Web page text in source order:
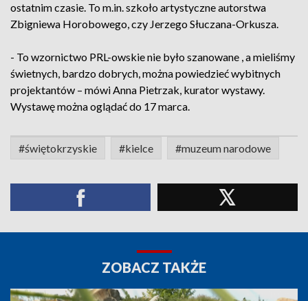
ostatnim czasie. To m.in. szkoło artystyczne autorstwa
Zbigniewa Horobowego, czy Jerzego Słuczana-Orkusza.
- To wzornictwo PRL-owskie nie było szanowane , a mieliśmy
świetnych, bardzo dobrych, można powiedzieć wybitnych
projektantów – mówi Anna Pietrzak, kurator wystawy.
Wystawę można oglądać do 17 marca.
#świętokrzyskie #kielce #muzeum narodowe
ZOBACZ TAKŻE